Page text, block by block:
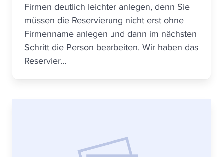
Firmen deutlich leichter anlegen, denn Sie
müssen die Reservierung nicht erst ohne
Firmenname anlegen und dann im nächsten
Schritt die Person bearbeiten. Wir haben das
Reservier...